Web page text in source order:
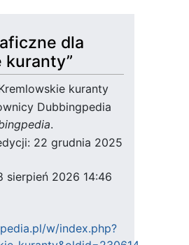
dla
kuranty”
kuranty
Dubbingpedia
.
22 grudnia 2025
sierpień 2026 14:46
w/index.php?